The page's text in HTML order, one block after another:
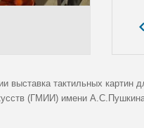
выставка тактильных картин
(ГМИИ) имени